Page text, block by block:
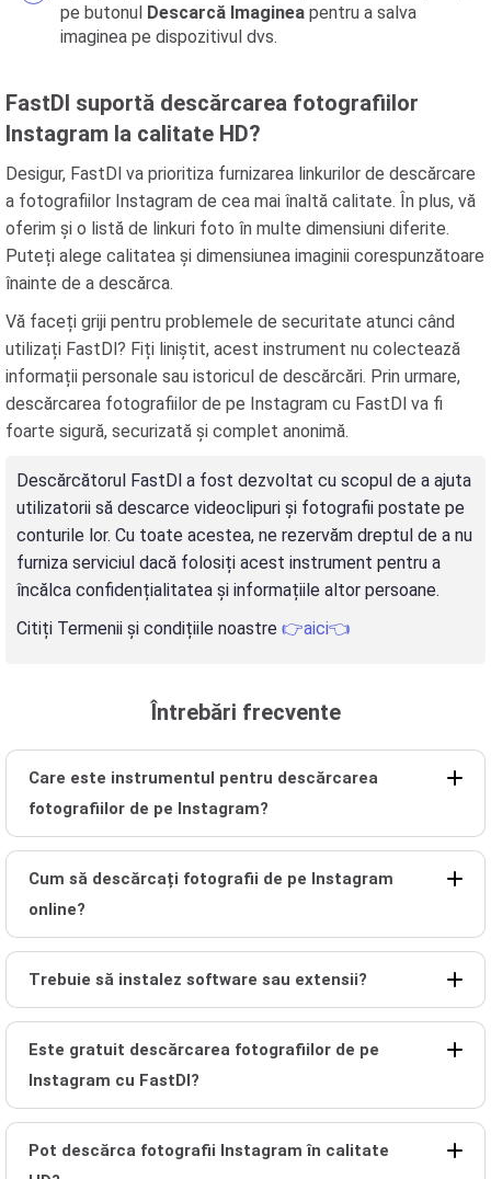
pe butonul Descarcă Imaginea pentru a salva
imaginea pe dispozitivul dvs.
FastDl suportă descărcarea fotografiilor
Instagram la calitate HD?
Desigur, FastDl va prioritiza furnizarea linkurilor de descărcare
a fotografiilor Instagram de cea mai înaltă calitate. În plus, vă
oferim și o listă de linkuri foto în multe dimensiuni diferite.
Puteți alege calitatea și dimensiunea imaginii corespunzătoare
înainte de a descărca.
Vă faceți griji pentru problemele de securitate atunci când
utilizați FastDl? Fiți liniștit, acest instrument nu colectează
informații personale sau istoricul de descărcări. Prin urmare,
descărcarea fotografiilor de pe Instagram cu FastDl va fi
foarte sigură, securizată și complet anonimă.
Descărcătorul FastDl a fost dezvoltat cu scopul de a ajuta
utilizatorii să descarce videoclipuri și fotografii postate pe
conturile lor. Cu toate acestea, ne rezervăm dreptul de a nu
furniza serviciul dacă folosiți acest instrument pentru a
încălca confidențialitatea și informațiile altor persoane.
Citiți Termenii și condițiile noastre 👉aici👈
Întrebări frecvente
Care este instrumentul pentru descărcarea
fotografiilor de pe Instagram?
Cum să descărcați fotografii de pe Instagram
online?
Trebuie să instalez software sau extensii?
Este gratuit descărcarea fotografiilor de pe
Instagram cu FastDl?
Pot descărca fotografii Instagram în calitate